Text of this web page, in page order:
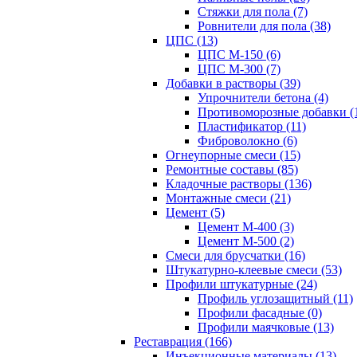
Стяжки для пола (7)
Ровнители для пола (38)
ЦПС (13)
ЦПС М-150 (6)
ЦПС М-300 (7)
Добавки в растворы (39)
Упрочнители бетона (4)
Противоморозные добавки
Пластификатор (11)
Фиброволокно (6)
Огнеупорные смеси (15)
Ремонтные составы (85)
Кладочные растворы (136)
Монтажные смеси (21)
Цемент (5)
Цемент М-400 (3)
Цемент М-500 (2)
Смеси для брусчатки (16)
Штукатурно-клеевые смеси (53)
Профили штукатурные (24)
Профиль углозащитный (11)
Профили фасадные (0)
Профили маячковые (13)
Реставрация (166)